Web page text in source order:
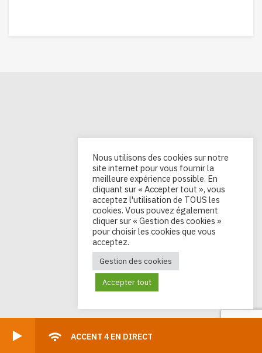
ACCENT 4 EN DIRECT
Nous utilisons des cookies sur notre
site internet pour vous fournir la
meilleure expérience possible. En
cliquant sur « Accepter tout », vous
acceptez l'utilisation de TOUS les
cookies. Vous pouvez également
cliquer sur « Gestion des cookies »
pour choisir les cookies que vous
acceptez.
Gestion des cookies
Accepter tout